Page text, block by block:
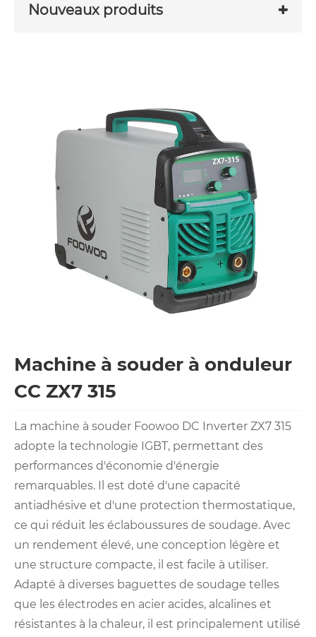
Nouveaux produits
Machine à souder à onduleur
CC ZX7 315
La machine à souder Foowoo DC Inverter ZX7 315 ​​
adopte la technologie IGBT, permettant des
performances d'économie d'énergie
remarquables. Il est doté d'une capacité
antiadhésive et d'une protection thermostatique,
ce qui réduit les éclaboussures de soudage. Avec
un rendement élevé, une conception légère et
une structure compacte, il est facile à utiliser.
Adapté à diverses baguettes de soudage telles
que les électrodes en acier acides, alcalines et
résistantes à la chaleur, il est principalement utilisé